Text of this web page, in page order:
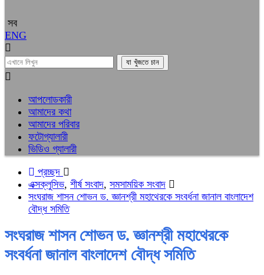
সব
ENG
আপলোডকারী
আমাদের কথা
আমাদের পরিবার
ফটোগ্যালারী
ভিডিও গ্যালারী
প্রচ্ছদ
এক্সক্লুসিভ, শীর্ষ সংবাদ, সমসাময়িক সংবাদ
সংঘরাজ শাসন শোভন ড. জ্ঞানশ্রী মহাথেরকে সংবর্ধনা জানাল বাংলাদেশ
বৌদ্ধ সমিতি
সংঘরাজ শাসন শোভন ড. জ্ঞানশ্রী মহাথেরকে
সংবর্ধনা জানাল বাংলাদেশ বৌদ্ধ সমিতি